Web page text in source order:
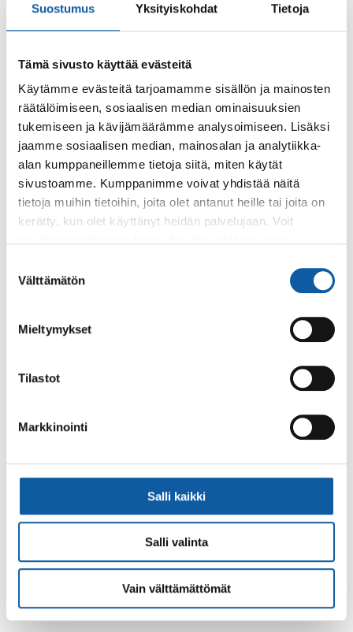
Suostumus Yksityiskohdat Tietoja
Tämä sivusto käyttää evästeitä
Käytämme evästeitä tarjoamamme sisällön ja mainosten
räätälöimiseen, sosiaalisen median ominaisuuksien
tukemiseen ja kävijämäärämme analysoimiseen. Lisäksi
jaamme sosiaalisen median, mainosalan ja analytiikka-
alan kumppaneillemme tietoja siitä, miten käytät
sivustoamme. Kumppanimme voivat yhdistää näitä
tietoja muihin tietoihin, joita olet antanut heille tai joita on
kerätty, kun olet käyttänyt heidän palvelujaan. Voit
valinta
Välttämätön
Mieltymykset
Tilastot
Markkinointi
Salli kaikki
Salli valinta
Vain välttämättömät
20.35. Väliaika
– Jokelan koulun vanhempien neuvoston herkkuja
– Lasten toivekaarnaveneiden uitto.
– 21.00. Luominen Lauri Viidan mukaan, runoesitys
tulkitsijana Marjatta Järvinen.
– 21.10. Tulenliekki, Summertime, Somewere
Over the Rainbow, laulu Hinni Passi säestys Lauri
Eskolin.
21.25. ”We can be more” tanssiesitys Miisa Paasovaara,
Unna Hänninen. AM Dance
21.35. Tulet syttyvät Valon tuojina Paimion
Juontajana Tuula Lauri
tarkennuksia ohjelman aikana.
Takaisin tapahtumiin
Asiasanat
jokipuisto muinaistulet
Palaute